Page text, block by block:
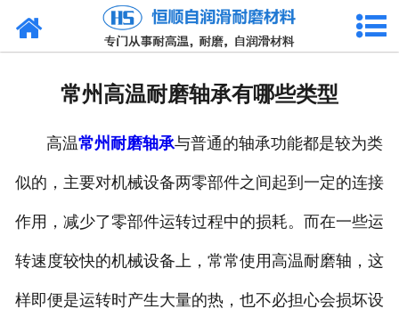
网站首页
合作客户
公司概况
常州高温耐磨轴承有哪些类型
高温常州耐磨轴承与普通的轴承功能都是较为类
似的，主要对机械设备两零部件之间起到一定的连接
作用，减少了零部件运转过程中的损耗。而在一些运
转速度较快的机械设备上，常常使用高温耐磨轴，这
样即便是运转时产生大量的热，也不必担心会损坏设